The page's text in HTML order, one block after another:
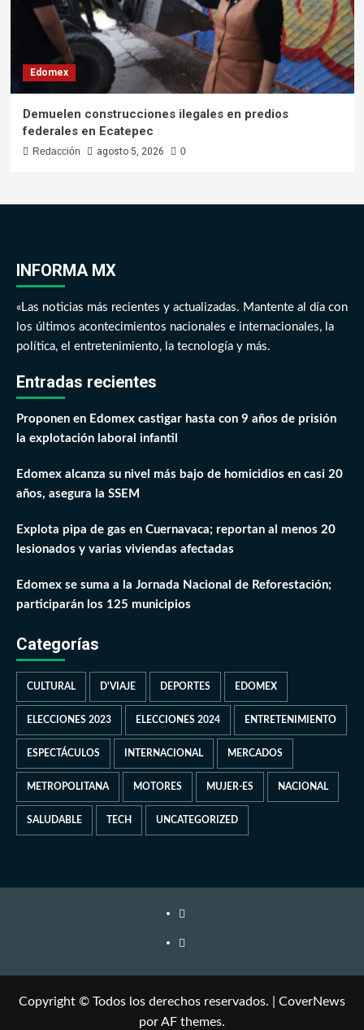
Edomex
Demuelen construcciones ilegales en predios
federales en Ecatepec
Redacción agosto 5, 2026 0
INFORMA MX
«Las noticias más recientes y actualizadas. Mantente al día con
los últimos acontecimientos nacionales e internacionales, la
política, el entretenimiento, la tecnología y más.
Entradas recientes
Proponen en Edomex castigar hasta con 9 años de prisión
la explotación laboral infantil
Edomex alcanza su nivel más bajo de homicidios en casi 20
años, asegura la SSEM
Explota pipa de gas en Cuernavaca; reportan al menos 20
lesionados y varias viviendas afectadas
Edomex se suma a la Jornada Nacional de Reforestación;
participarán los 125 municipios
Categorías
CULTURAL D'VIAJE DEPORTES EDOMEX
ELECCIONES 2023 ELECCIONES 2024 ENTRETENIMIENTO
ESPECTÁCULOS INTERNACIONAL MERCADOS
METROPOLITANA MOTORES MUJER-ES NACIONAL
SALUDABLE TECH UNCATEGORIZED
Copyright © Todos los derechos reservados.
CoverNews
por AF themes.